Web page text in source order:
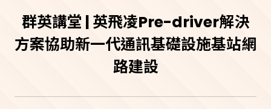
群英講堂 | 英飛凌Pre-driver解決
方案協助新一代通訊基礎設施基站網
路建設